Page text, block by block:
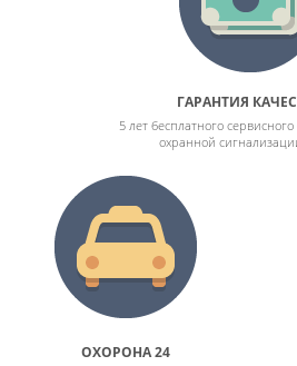
ГАРАНТИЯ
5 лет бесплатного
охранной
ОХОРОНА 24